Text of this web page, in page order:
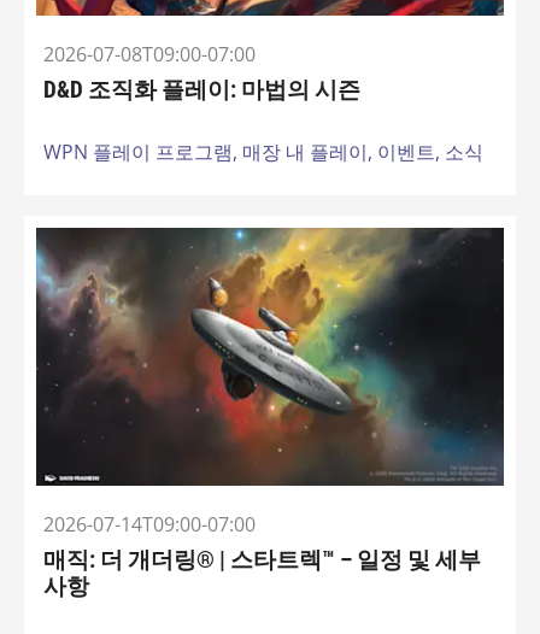
2026-07-08T09:00-07:00
D&D 조직화 플레이: 마법의 시즌
WPN 플레이 프로그램, 매장 내 플레이, 이벤트, 소식
2026-07-14T09:00-07:00
매직: 더 개더링® | 스타트렉™ – 일정 및 세부
사항